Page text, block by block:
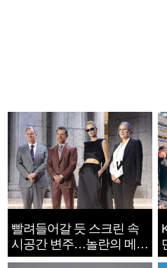
빨려들어갈 듯 스크린 속
시공간 변주…놀란의 메시
지는 ‘전쟁 속죄’